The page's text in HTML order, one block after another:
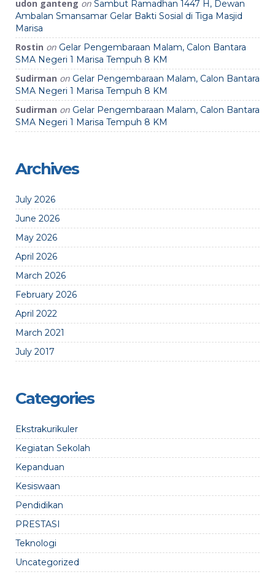
udon ganteng on Sambut Ramadhan 1447 H, Dewan
Ambalan Smansamar Gelar Bakti Sosial di Tiga Masjid
Marisa
Rostin on Gelar Pengembaraan Malam, Calon Bantara
SMA Negeri 1 Marisa Tempuh 8 KM
Sudirman on Gelar Pengembaraan Malam, Calon Bantara
SMA Negeri 1 Marisa Tempuh 8 KM
Sudirman on Gelar Pengembaraan Malam, Calon Bantara
SMA Negeri 1 Marisa Tempuh 8 KM
Archives
July 2026
June 2026
May 2026
April 2026
March 2026
February 2026
April 2022
March 2021
July 2017
Categories
Ekstrakurikuler
Kegiatan Sekolah
Kepanduan
Kesiswaan
Pendidikan
PRESTASI
Teknologi
Uncategorized